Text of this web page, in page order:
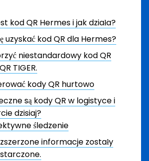
kod QR Hermes i jak działa?
uzyskać kod QR dla Hermes?
niestandardowy kod QR
TIGER.
kody QR hurtowo
są kody QR w logistyce i
dzisiaj?
śledzenie
informacje zostały